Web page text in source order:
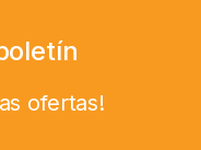
ofertas!